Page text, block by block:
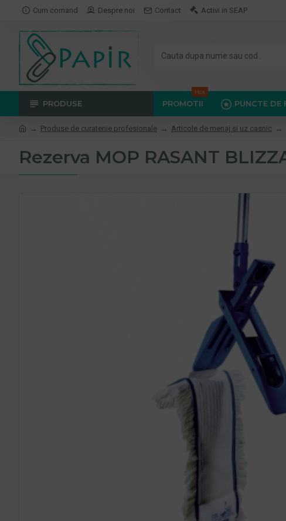
Cum comand Despre noi Contact Activi in SEAP
PRODUSE PROMOTII
Hot
PUNCTE DE
Produse de curatenie profesionale Articole de menaj si uz casnic
Rezerva MOP RASANT